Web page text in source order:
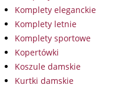
Komplety eleganckie
Komplety letnie
Komplety sportowe
Kopertówki
Koszule damskie
Kurtki damskie